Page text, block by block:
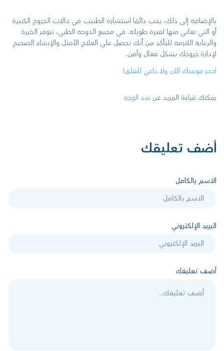
بالإضافة إلى ذلك، يجب دائمًا استشارة الطبيب في حالات الجروح الكبيرة
أو التي تعاني منها لفترة طويلة. في مجمع الدوحة الطبي، تتوفر الخبرة
والرعاية اللازمة للتأكد من أنك تحصل على العلاج الأمثل والإرشاد الصحيح
لإدارة جروحك بشكل فعال وآمن.
احجز موعدك الآن ولا داعي للقلق!
يمكنك قراءة المزيد عن شد الوجة
أضف تعليقك
الاسم بالكامل
البريد الإلكتروني
أضف تعليقك